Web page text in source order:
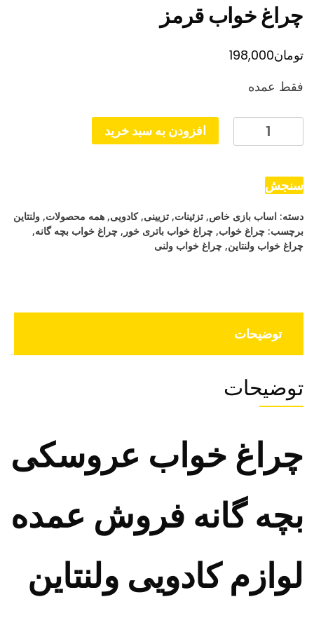
چراغ خواب قرمز
تومان198,000
فقط عمده
خواب
عدد
افزودن به سبد خرید
سنجش
دسته: اساب بازی خاص, تزئینات, تزیینی,کادویی, همه محصولات, ولنتاین
برچسب: چراغ خواب, چراغ خواب باتری خور , چراغ خواب بچه گانه,
چراغ خواب ولنتاین, چراغ خواب ولنی
توضیحات
توضیحات
چراغ خواب عروسکی
بچه گانه فروش عمده
لوازم کادویی ولنتاین